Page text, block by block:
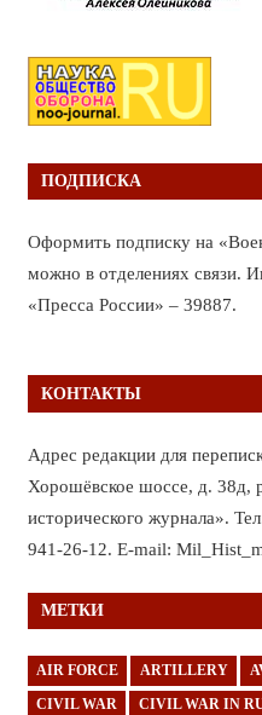
ПОДПИСКА
Оформить подписку на
можно в отделениях связи.
«Пресса России» – 39887.
КОНТАКТЫ
Адрес редакции для
Хорошёвское шоссе, д. 38д,
исторического журнала».
941-26-12. E-mail:
МЕТКИ
AIR FORCE ARTILLERY
CIVIL WAR CIVIL WAR IN